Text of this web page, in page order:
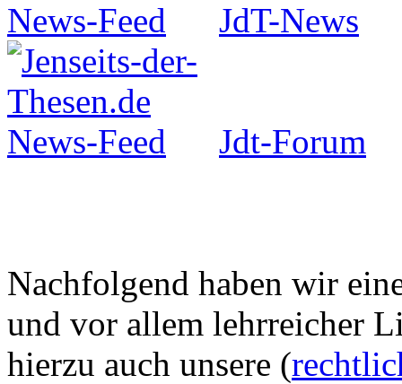
JdT-News
Jdt-Forum
Nachfolgend haben wir
und vor allem lehrreicher
hierzu auch unsere (